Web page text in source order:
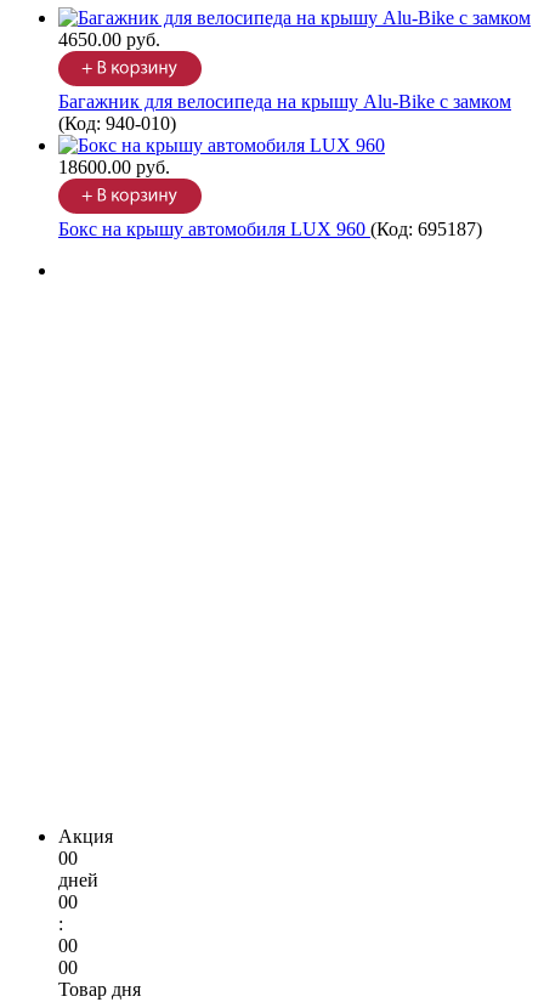
4650.00 руб.
Багажник для велосипеда на крышу Alu-Bike с замком
(Код: 940-010)
18600.00 руб.
Бокс на крышу автомобиля LUX 960 (Код: 695187)
Акция
00
дней
00
:
00
00
Товар дня